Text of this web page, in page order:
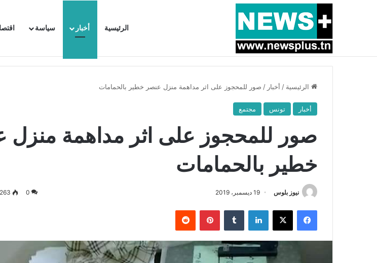
الرئيسية أخبار سياسة
أخبار عاجلة بسبب المرزوقي وبتكليف من سعيّد: الخارجية تستدعي السفيرة الفرنسية بتونس وتبلغها احتجاجا شديد
الرئيسية / أخبار / صور للمحجوز على اثر مداهمة منزل عنصر خطير بالحمامات
أخبار تونس مجتمع
صور للمحجوز على اثر مداهمة منزل
خطير بالحمامات
نيوز بلوس 19 ديسمبر، 2019 0
263
فيسبوك X لينكدإن بينتيريست